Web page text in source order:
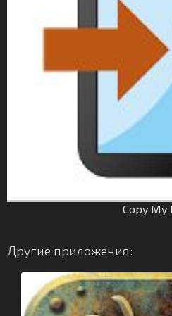
Copy My
Другие приложения: